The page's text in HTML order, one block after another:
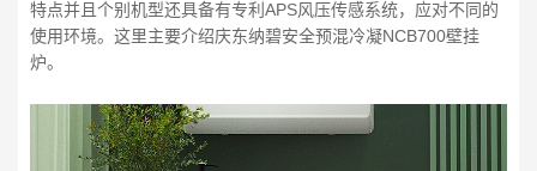
特点并且个别机型还具备有专利APS风压传感系统，应对不同的
使用环境。这里主要介绍庆东纳碧安全预混冷凝NCB700壁挂
炉。